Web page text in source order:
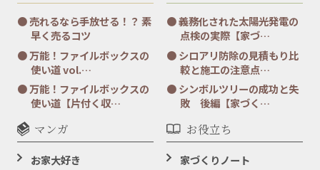
売れるなら手放せる！？ 素
早く売るコツ
万能！ファイルボックスの
使い道 vol.…
万能！ファイルボックスの
使い道【片付く収…
義務化された太陽光発電の
点検の実際【家づ…
シロアリ防除の見積もり比
較と施工の注意点…
シンボルツリーの成功と失
敗 後編【家づく…
マンガ
お家大好き
お役立ち
家づくりノート